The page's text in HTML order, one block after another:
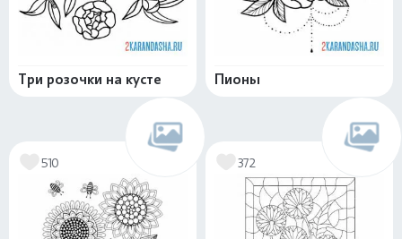
Три розочки на кусте Пионы
510 372